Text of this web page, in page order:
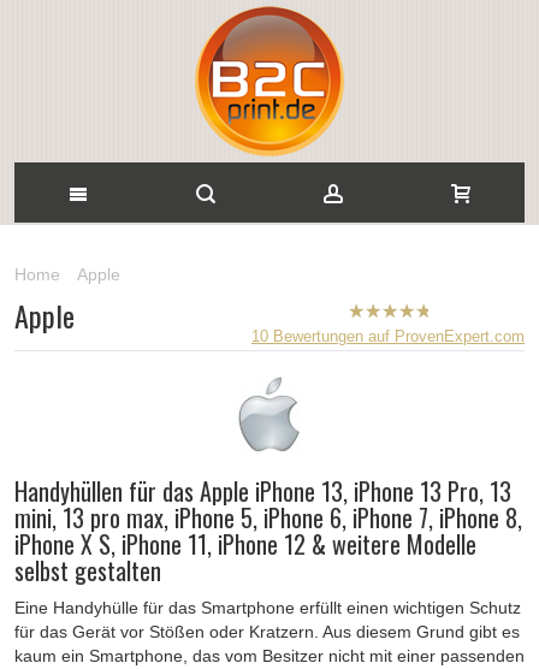
Home Apple
B2CPrint
hat5von
10 Bewertungen auf ProvenExpert.com
Apple
Handyhüllen für das Apple iPhone 13, iPhone 13 Pro, 13
mini, 13 pro max, iPhone 5, iPhone 6, iPhone 7, iPhone 8,
iPhone X S, iPhone 11, iPhone 12 & weitere Modelle
selbst gestalten
Eine Handyhülle für das Smartphone erfüllt einen wichtigen Schutz
für das Gerät vor Stößen oder Kratzern. Aus diesem Grund gibt es
kaum ein Smartphone, das vom Besitzer nicht mit einer passenden